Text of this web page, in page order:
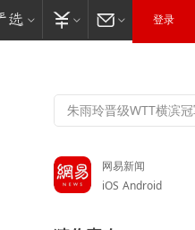
登录
网易新闻
iOS Android